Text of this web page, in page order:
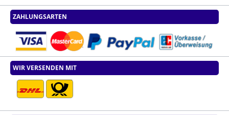
ZAHLUNGSARTEN
WIR VERSENDEN MIT